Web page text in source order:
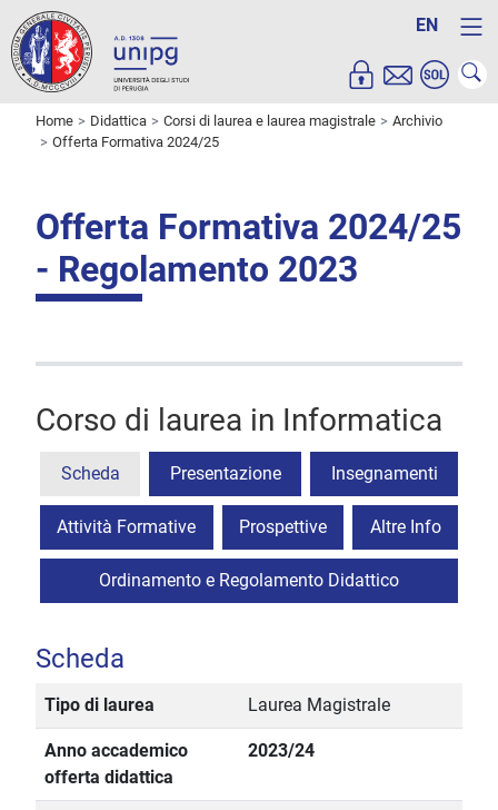
EN
Home Didattica Corsi di laurea e laurea magistrale
Archivio
Offerta Formativa 2024/25
Offerta Formativa 2024/25
- Regolamento 2023
Corso di laurea in Informatica
Scheda Presentazione Insegnamenti
Attività Formative Prospettive Altre Info
Ordinamento e Regolamento Didattico
Scheda
Tipo di laurea Laurea Magistrale
Anno accademico
offerta didattica
2023/24